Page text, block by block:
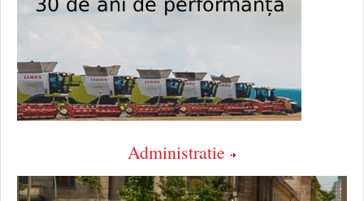
Administratie